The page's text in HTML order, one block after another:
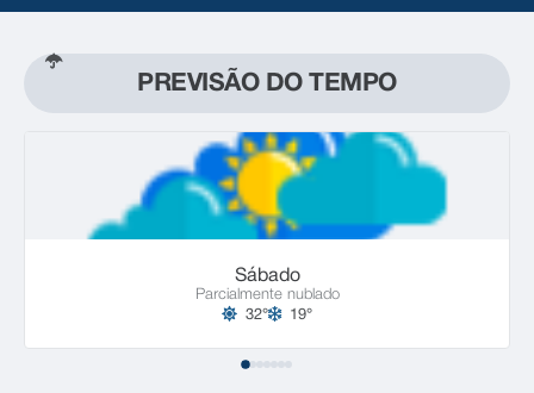
PREVISÃO DO TEMPO
Sábado
Parcialmente nublado
32° 19°